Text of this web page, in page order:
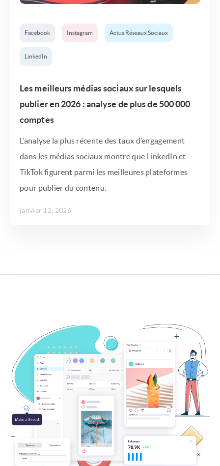
Facebook Instagram Actus Réseaux Sociaux
LinkedIn
Les meilleurs médias sociaux sur lesquels
publier en 2026 : analyse de plus de 500 000
comptes
L’analyse la plus récente des taux d’engagement
dans les médias sociaux montre que LinkedIn et
TikTok figurent parmi les meilleures plateformes
pour publier du contenu.
janvier 12, 2026